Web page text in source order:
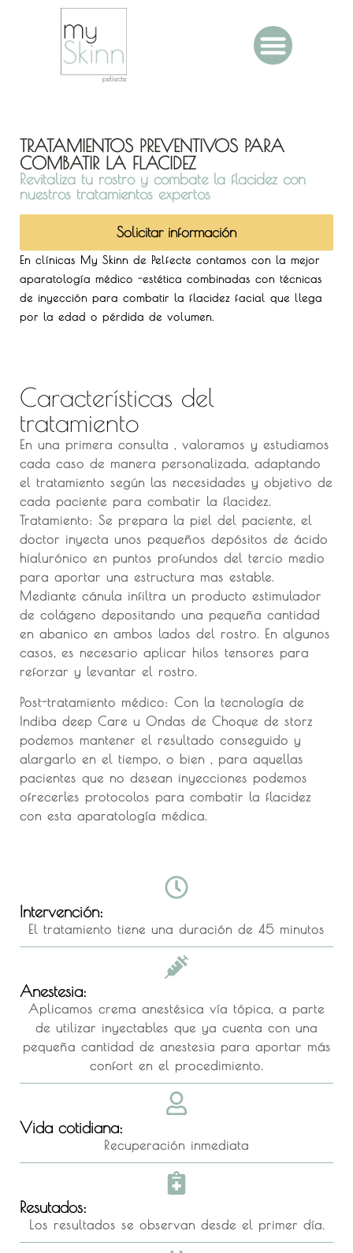
TRATAMIENTOS PREVENTIVOS PARA
COMBATIR LA FLACIDEZ
Revitaliza tu rostro y combate la flacidez con
nuestros tratamientos expertos
Solicitar información
En clínicas My Skinn de Pelfecte contamos con la mejor
aparatología médico -estética combinadas con técnicas
de inyección para combatir la flacidez facial que llega
por la edad o pérdida de volumen.
Características del
tratamiento
En una primera consulta , valoramos y estudiamos
cada caso de manera personalizada, adaptando
el tratamiento según las necesidades y objetivo de
cada paciente para combatir la flacidez.
Tratamiento: Se prepara la piel del paciente, el
doctor inyecta unos pequeños depósitos de ácido
hialurónico en puntos profundos del tercio medio
para aportar una estructura mas estable.
Mediante cánula infiltra un producto estimulador
de colágeno depositando una pequeña cantidad
en abanico en ambos lados del rostro. En algunos
casos, es necesario aplicar hilos tensores para
reforzar y levantar el rostro.
Post-tratamiento médico: Con la tecnología de
Indiba deep Care u Ondas de Choque de storz
podemos mantener el resultado conseguido y
alargarlo en el tiempo, o bien , para aquellas
pacientes que no desean inyecciones podemos
ofrecerles protocolos para combatir la flacidez
con esta aparatología médica.
Intervención:
El tratamiento tiene una duración de 45 minutos
Anestesia:
Aplicamos crema anestésica vía tópica, a parte
de utilizar inyectables que ya cuenta con una
pequeña cantidad de anestesia para aportar más
confort en el procedimiento.
Vida cotidiana:
Recuperación inmediata
Resutados:
Los resultados se observan desde el primer día.